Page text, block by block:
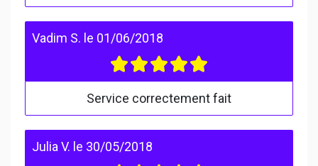
Vadim S. le 01/06/2018
Service correctement fait
Julia V. le 30/05/2018